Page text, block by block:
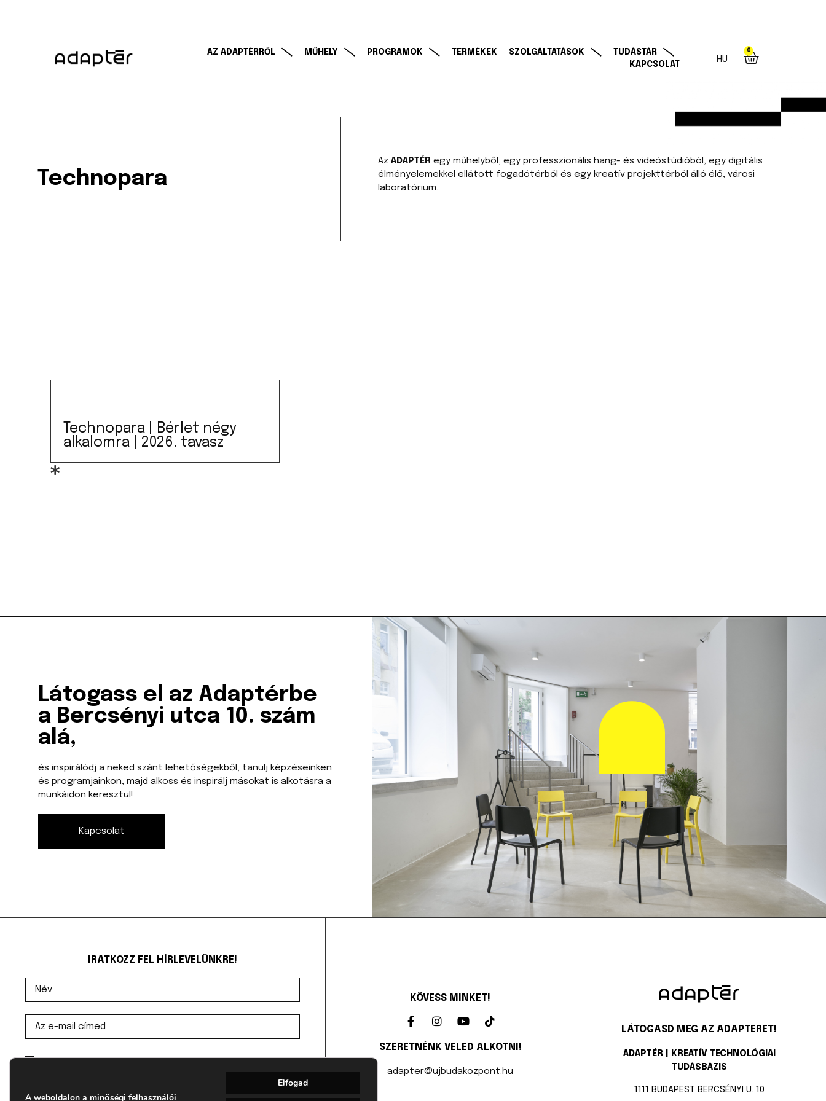
AZ ADAPTÉRRŐL MŰHELY PROGRAMOK TERMÉKEK SZOLGÁLTATÁSOK
TUDÁSTÁR
KAPCSOLAT
HU
0
Technopara
Az ADAPTÉR egy műhelyből, egy professzionális hang- és videóstúdióból, egy digitális
élményelemekkel ellátott fogadótérből és egy kreatív projekttérből álló élő, városi
laboratórium.
Technopara | Bérlet négy
alkalomra | 2026. tavasz
Látogass el az Adaptérbe
a Bercsényi utca 10. szám
alá,
és inspirálódj a neked szánt lehetőségekből, tanulj képzéseinken
és programjainkon, majd alkoss és inspirálj másokat is alkotásra a
munkáidon keresztül!
Kapcsolat
IRATKOZZ FEL HÍRLEVELÜNKRE!
KÖVESS MINKET!
SZERETNÉNK VELED ALKOTNI!
adapter@ujbudakozpont.hu
LÁTOGASD MEG AZ ADAPTERET!
ADAPTÉR | KREATÍV TECHNOLÓGIAI
TUDÁSBÁZIS
1111 BUDAPEST BERCSÉNYI U. 10
A weboldalon a minőségi felhasználói
Elfogad